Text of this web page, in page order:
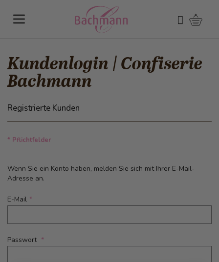
Suchen
Kundenlogin | Confiserie
Bachmann
Registrierte Kunden
* Pflichtfelder
Wenn Sie ein Konto haben, melden Sie sich mit Ihrer E-Mail-
Adresse an.
E-Mail
Passwort